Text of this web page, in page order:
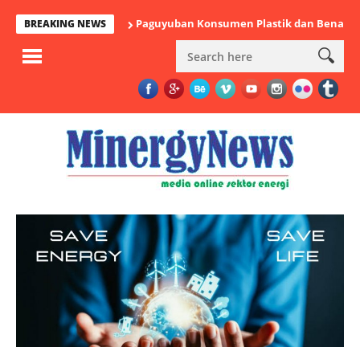
BREAKING NEWSPaguyuban Konsumen Plastik dan Benang